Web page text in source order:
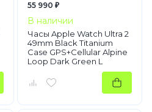
55 990 ₽
В наличии
Часы Apple Watch Ultra 2
49mm Black Titanium
Case GPS+Cellular Alpine
Loop Dark Green L